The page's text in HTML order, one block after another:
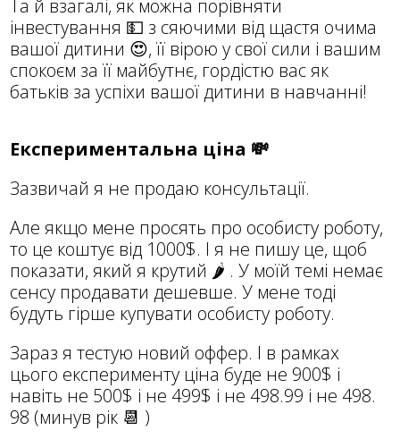
Та й взагалі, як можна порівняти
інвестування 💵 з сяючими від щастя очима
вашої дитини 😍, її вірою у свої сили і вашим
спокоєм за її майбутнє, гордістю вас як
батьків за успіхи вашої дитини в навчанні!
Експериментальна ціна 💸
Зазвичай я не продаю консультації.
Але якщо мене просять про особисту роботу,
то це коштує від 1000$. І я не пишу це, щоб
показати, який я крутий 🌶 . У моїй темі немає
сенсу продавати дешевше. У мене тоді
будуть гірше купувати особисту роботу.
Зараз я тестую новий оффер. І в рамках
цього експерименту ціна буде не 900$ і
навіть не 500$ і не 499$ і не 498.99 і не 498.
98 (минув рік 📆 )